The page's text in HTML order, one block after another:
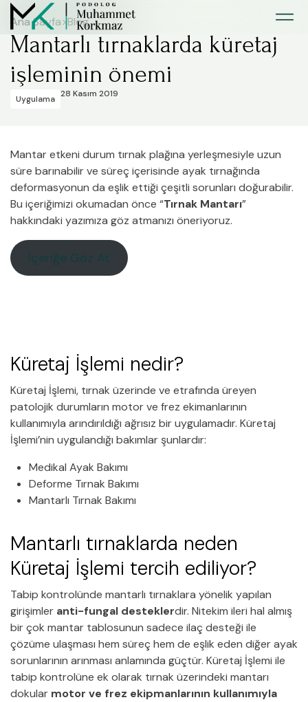
Ana Sayfa>Blog
Mantarlı tırnaklarda küretaj
işleminin önemi
Uygulama 28 Kasım 2019
Mantar etkeni durum tırnak plağına yerleşmesiyle uzun
süre barınabilir ve süreç içerisinde ayak tırnağında
deformasyonun da eşlik ettiği çeşitli sorunları doğurabilir.
Bu içeriğimizi okumadan önce “Tırnak Mantarı”
hakkındaki yazımıza göz atmanızı öneriyoruz.
İçeriğe Göz At
Küretaj İşlemi nedir?
Küretaj İşlemi, tırnak üzerinde ve etrafında üreyen
patolojik durumların motor ve frez ekimanlarının
kullanımıyla arındırıldığı ağrısız bir uygulamadır. Küretaj
İşlemi’nin uygulandığı bakımlar şunlardır:
Medikal Ayak Bakımı
Deforme Tırnak Bakımı
Mantarlı Tırnak Bakımı
Mantarlı tırnaklarda neden
Küretaj İşlemi tercih ediliyor?
Tabip kontrolünde mantarlı tırnaklara yönelik yapılan
girişimler anti-fungal desteklerdir. Nitekim ileri hal almış
bir çok mantar tablosunun sadece ilaç desteği ile
çözüme ulaşması hem süreç hem de eşlik eden diğer ayak
sorunlarının arınması anlamında güçtür. Küretaj İşlemi ile
tabip kontrolüne ek olarak tırnak üzerindeki mantarı
dokular motor ve frez ekipmanlarının kullanımıyla